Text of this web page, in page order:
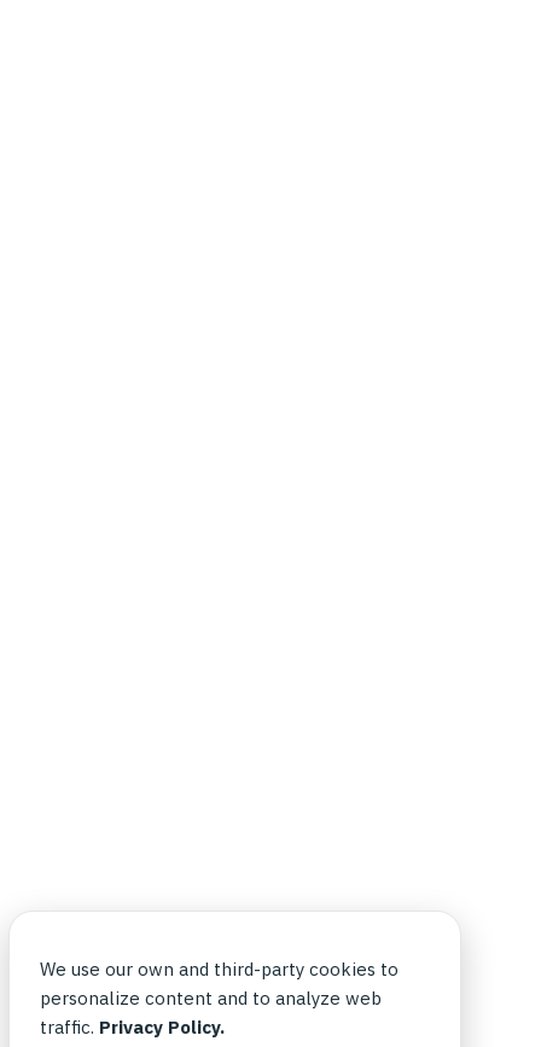
We use our own and third-party cookies to
personalize content and to analyze web
traffic. Privacy Policy.